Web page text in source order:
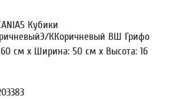
Кубики
ККоричневый ВШ Грифо
см x Ширина: 50 см x Высота: 16